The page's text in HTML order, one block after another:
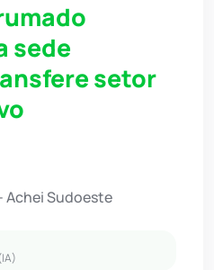
sede
setor
Achei Sudoeste